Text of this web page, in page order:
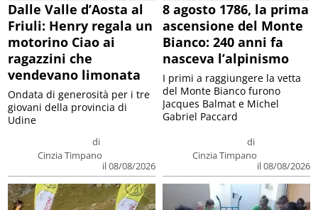
Dalle Valle d’Aosta al
Friuli: Henry regala un
motorino Ciao ai
ragazzini che
vendevano limonata
di
Cinzia Timpano
il 08/08/2026
Ondata di generosità per i tre
giovani della provincia di
Udine
8 agosto 1786, la prima
ascensione del Monte
Bianco: 240 anni fa
nasceva l’alpinismo
di
Cinzia Timpano
il 08/08/2026
I primi a raggiungere la vetta
del Monte Bianco furono
Jacques Balmat e Michel
Gabriel Paccard